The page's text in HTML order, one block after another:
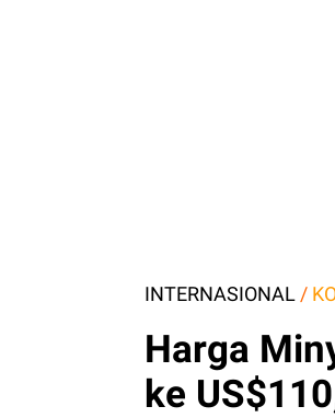
INTERNASIONAL /
Harga
ke